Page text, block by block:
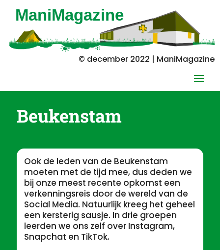
© december 2022 | ManiMagazine
Beukenstam
Ook de leden van de Beukenstam
moeten met de tijd mee, dus deden we
bij onze meest recente opkomst een
verkenningsreis door de wereld van de
Social Media. Natuurlijk kreeg het geheel
een kersterig sausje. In drie groepen
leerden we ons zelf over Instagram,
Snapchat en TikTok.